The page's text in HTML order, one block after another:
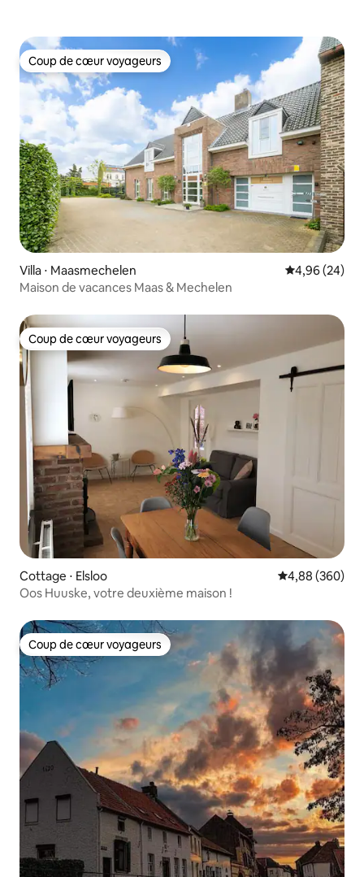
Coup de cœur voyageurs
Coup de cœur voyageurs
Villa ⋅ Maasmechelen Évaluation
4,96 (24)
Maison de vacances Maas & Mechelen
Coup de cœur voyageurs
Coup de cœur voyageurs
Cottage ⋅ Elsloo Évaluation
4,88 (360)
Oos Huuske, votre deuxième maison !
Coup de cœur voyageurs
Coup de cœur voyageurs